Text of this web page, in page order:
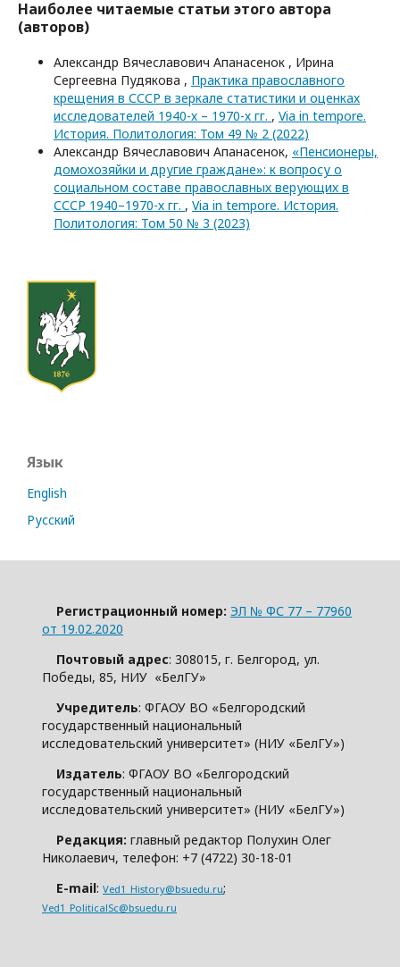
Наиболее читаемые статьи этого автора
(авторов)
Александр Вячеславович Апанасенок , Ирина
Сергеевна Пудякова , Практика православного
крещения в СССР в зеркале статистики и оценках
исследователей 1940-х – 1970-х гг. , Via in tempore.
История. Политология: Том 49 № 2 (2022)
Александр Вячеславович Апанасенок, «Пенсионеры,
домохозяйки и другие граждане»: к вопросу о
социальном составе православных верующих в
СССР 1940–1970-х гг. , Via in tempore. История.
Политология: Том 50 № 3 (2023)
Язык
English
Русский
Регистрационный номер: ЭЛ № ФС 77 – 77960
от 19.02.2020
Почтовый адрес: 308015, г. Белгород, ул.
Победы, 85, НИУ «БелГУ»
Учредитель: ФГАОУ ВО «Белгородский
государственный национальный
исследовательский университет» (НИУ «БелГУ»)
Издатель: ФГАОУ ВО «Белгородский
государственный национальный
исследовательский университет» (НИУ «БелГУ»)
Редакция: главный редактор Полухин Олег
Николаевич, телефон: +7 (4722) 30-18-01
E-mail: Ved1_History@bsuedu.ru;
Ved1_PoliticalSc@bsuedu.ru